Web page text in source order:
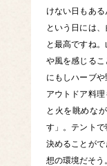
けない日もある
という日には
と最高ですね
や風を感じるこ
にもしハーブ
アウトドア料
と火を眺めな
す」。テント
決めることが
想の環境だそう